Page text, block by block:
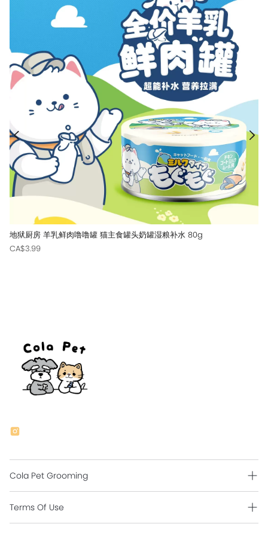
地狱厨房 羊乳鲜肉噜噜罐 猫主食罐头奶罐湿粮补水 80g
CA$3.99
Cola Pet Grooming
Grooming Intro
Contact Us
Terms Of Use